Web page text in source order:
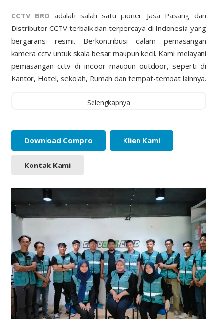
CCTV BRO adalah salah satu pioner Jasa Pasang dan
Distributor CCTV terbaik dan terpercaya di Indonesia yang
bergaransi resmi. Berkontribusi dalam pemasangan
kamera cctv untuk skala besar maupun kecil. Kami melayani
pemasangan cctv di indoor maupun outdoor, seperti di
Kantor, Hotel, sekolah, Rumah dan tempat-tempat lainnya.
Selengkapnya
Download Compro Klien Kami
Kontak Kami